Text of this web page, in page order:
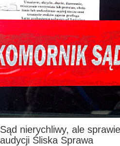
Sąd nierychliwy, ale
audycji Śliska Sprawa